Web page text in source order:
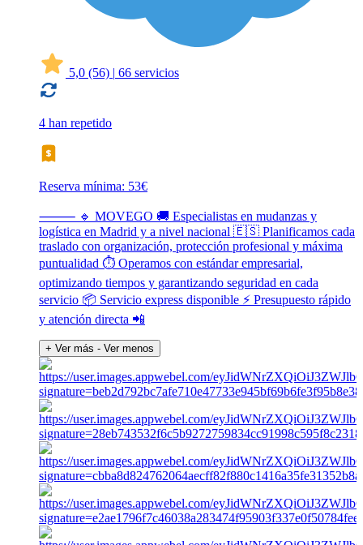
5,0 (56) | 66 servicios
4 han repetido
Reserva mínima: 53€
⸻ 🔹 MOVEGO 🚚 Especialistas en mudanzas y
logística en Madrid y a nivel nacional 🇪🇸 Planificamos cada
traslado con organización, protección profesional y máxima
puntualidad ⏱️ Operamos con estándar empresarial,
optimizando tiempos y garantizando seguridad en cada
servicio 📦 Servicio express disponible ⚡ Presupuesto rápido
y atención directa 📲
+ Ver más - Ver menos